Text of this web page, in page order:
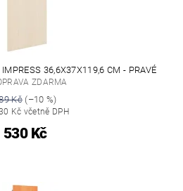
36,6X37X119,6 CM - PRAVÉ
ZDARMA
Kč(–10 %)
Kč včetně DPH
530 Kč